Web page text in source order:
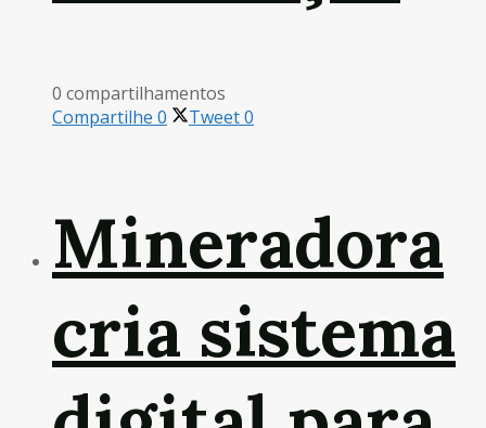
0 compartilhamentos
Compartilhe 0 Tweet0
Mineradora
cria sistema